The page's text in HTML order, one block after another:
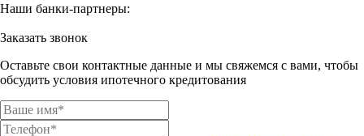
Наши банки-партнеры:
Заказать звонок
Оставьте свои контактные данные и мы свяжемся с вами, чтобы
обсудить условия ипотечного кредитования